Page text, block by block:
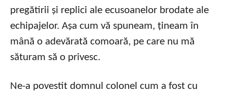
pregătirii și replici ale ecusoanelor brodate ale
echipajelor. Așa cum vă spuneam, țineam în
mână o adevărată comoară, pe care nu mă
săturam să o privesc.
Ne-a povestit domnul colonel cum a fost cu